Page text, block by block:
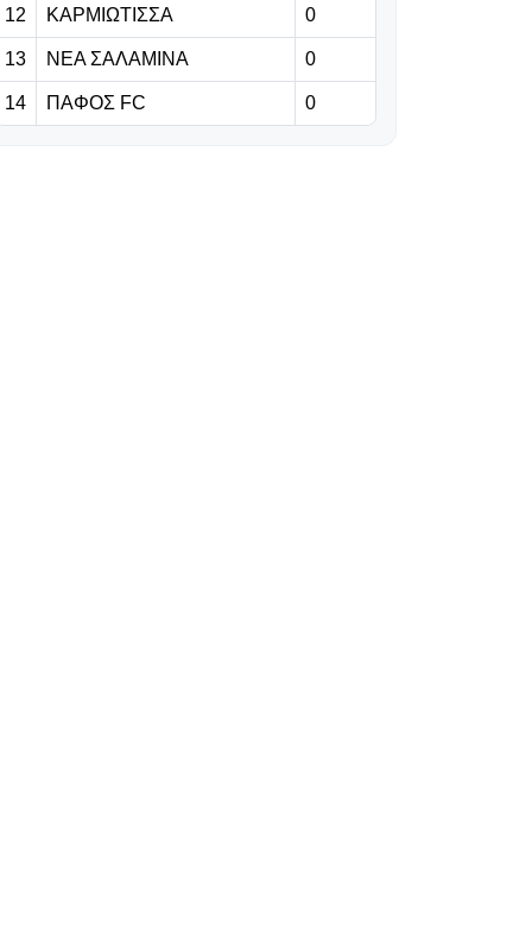
06.08.2026 | 23:06
Έχασε από την
Άντερλεχτ ο
12 ΚΑΡΜΙΩΤΙΣΣΑ 0
13 ΝΕΑ ΣΑΛΑΜΙΝΑ 0
14 ΠΑΦΟΣ FC 0